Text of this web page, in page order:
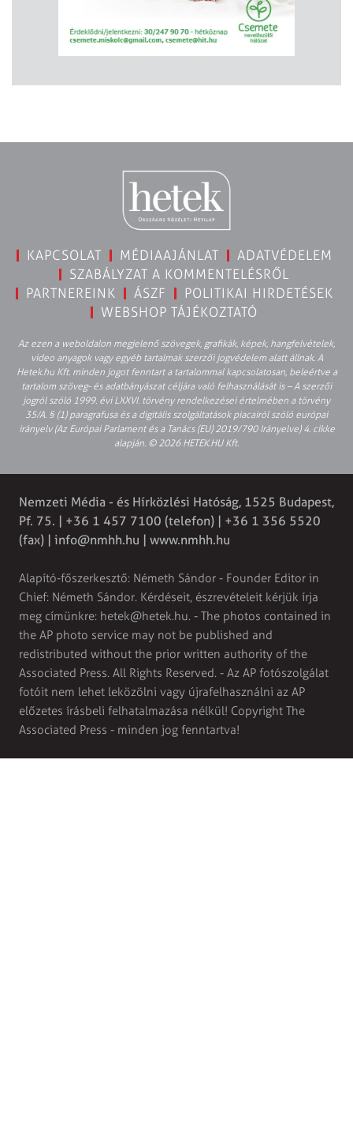
KAPCSOLAT MÉDIAAJÁNLAT
ADATVÉDELEM
SZABÁLYZAT A KOMMENTELÉSRŐL
PARTNEREINK
ÁSZF
POLITIKAI HIRDETÉSEK
WEBSHOP TÁJÉKOZTATÓ
Az ezen a weboldalon megjelenő szövegek, grafikák, képek, hangfelvételek,
video anyagok vagy egyéb tartalmak szerzői jogvédelem alatt állnak. A
Hetek.hu Kft. minden jogot fenntart a tartalommal kapcsolatosan, beleértve a
tartalom szöveg- és adatbányászat céljára való felhasználását is – A szerzői
jogról szóló 1999. évi LXXVI. törvény rendelkezései értelmében a törvény
35/A. § (1) paragrafusa és a digitális szolgáltatások piacairól szóló európai
irányelv (Az Európai Parlament és a Tanács (EU) 2019/790 Irányelve) 4. cikke
alapján. © 2026 HETEK.HU Kft.
Nemzeti Média - és Hírközlési Hatóság, 1525 Budapest,
Pf. 75. | +36 1 457 7100 (telefon) | +36 1 356 5520
(fax) | info@nmhh.hu | www.nmhh.hu
Alapító-főszerkesztő: Németh Sándor - Founder Editor in
Chief: Németh Sándor. Kérdéseit, észrevételeit kérjük írja
meg címünkre: hetek@hetek.hu. - The photos contained in
the AP photo service may not be published and
redistributed without the prior written authority of the
Associated Press. All Rights Reserved. - Az AP fotószolgálat
fotóit nem lehet leközölni vagy újrafelhasználni az AP
előzetes írásbeli felhatalmazása nélkül! Copyright The
Associated Press - minden jog fenntartva!